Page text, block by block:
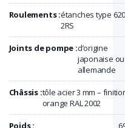
Roulements :étanches type
2RS
Joints de pompe :d’origine
japonaise ou
allemande
Châssis :tôle acier 3 mm –
orange RAL 2002
Poids :